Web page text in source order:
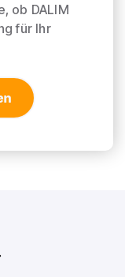
ob DALIM
für Ihr